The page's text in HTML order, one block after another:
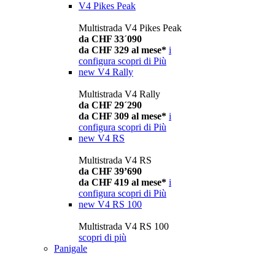
V4 Pikes Peak
Multistrada V4 Pikes Peak
da CHF 33´090
da CHF 329 al mese* i
configura scopri di Più
new V4 Rally
Multistrada V4 Rally
da CHF 29´290
da CHF 309 al mese* i
configura scopri di Più
new V4 RS
Multistrada V4 RS
da CHF 39’690
da CHF 419 al mese* i
configura scopri di Più
new V4 RS 100
Multistrada V4 RS 100
scopri di più
Panigale